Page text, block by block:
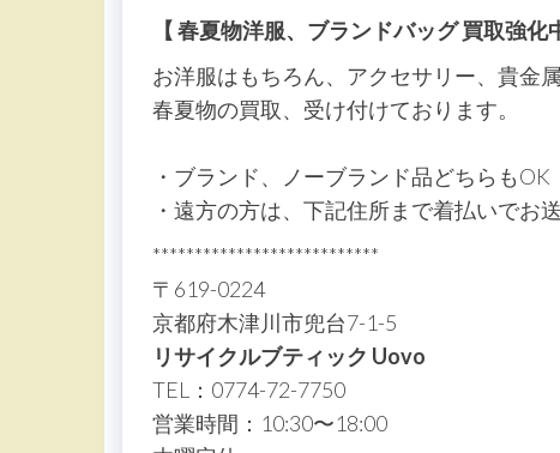
【 春夏物洋服、ブランドバッグ 買取強化
お洋服はもちろん、アクセサリー、貴金
春夏物の買取、受け付けております。
・ブランド、ノーブランド品どちらもOK
・遠方の方は、下記住所まで着払いでお
***************************
〒619-0224
京都府木津川市兜台7-1-5
リサイクルブティック Uovo
TEL：0774-72-7750
営業時間：10:30〜18:00